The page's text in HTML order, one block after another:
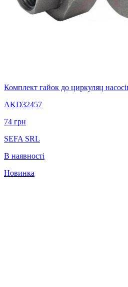
Комплект гайок до циркуляц
AKD32457
74 грн
SEFA SRL
В наявності
Новинка